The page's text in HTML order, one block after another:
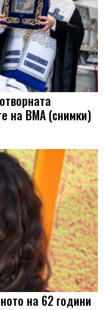
на ВМА (снимки)
на 62 години